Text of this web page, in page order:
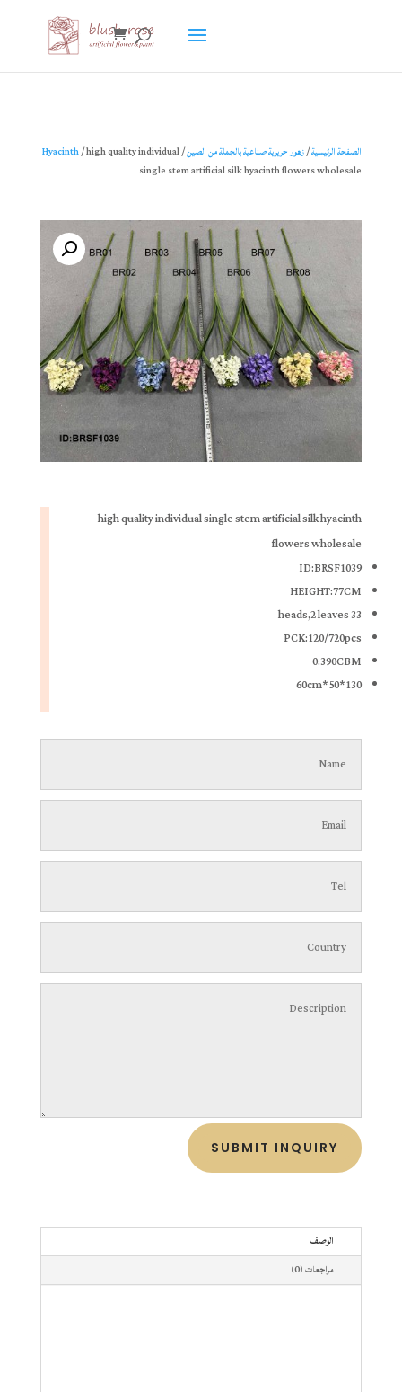
الصفحة الرئيسية/زهور حريرية صناعية بالجملة من الصين/
Hyacinth/ high quality individual
single stem artificial silk hyacinth flowers wholesale
high quality individual single stem artificial silk hyacinth
flowers wholesale
ID:BRSF1039
HEIGHT:77CM
33 heads,2 leaves
PCK:120/720pcs
0.390CBM
130*50*60cm
SUBMIT INQUIRY
الوصف
مراجعات (0)